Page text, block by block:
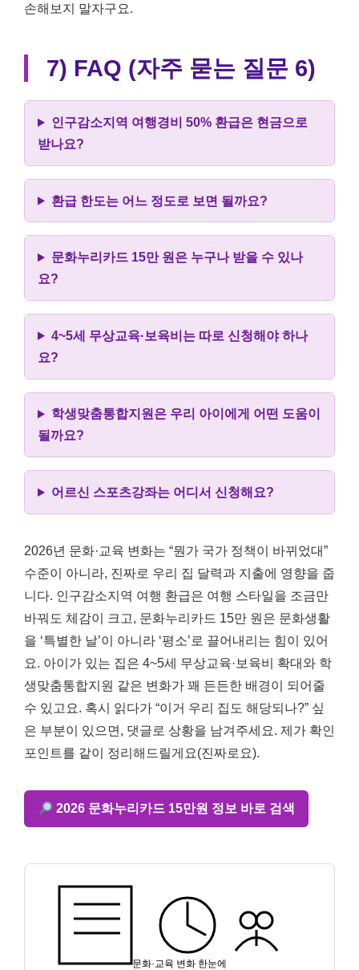
손해보지 말자구요.
7) FAQ (자주 묻는 질문 6)
인구감소지역 여행경비 50% 환급은 현금으로
받나요?
환급 한도는 어느 정도로 보면 될까요?
문화누리카드 15만 원은 누구나 받을 수 있나
요?
4~5세 무상교육·보육비는 따로 신청해야 하나
요?
학생맞춤통합지원은 우리 아이에게 어떤 도움이
될까요?
어르신 스포츠강좌는 어디서 신청해요?
2026년 문화·교육 변화는 “뭔가 국가 정책이 바뀌었대”
수준이 아니라, 진짜로 우리 집 달력과 지출에 영향을 줍
니다. 인구감소지역 여행 환급은 여행 스타일을 조금만
바꿔도 체감이 크고, 문화누리카드 15만 원은 문화생활
을 ‘특별한 날’이 아니라 ‘평소’로 끌어내리는 힘이 있어
요. 아이가 있는 집은 4~5세 무상교육·보육비 확대와 학
생맞춤통합지원 같은 변화가 꽤 든든한 배경이 되어줄
수 있고요. 혹시 읽다가 “이거 우리 집도 해당되나?” 싶
은 부분이 있으면, 댓글로 상황을 남겨주세요. 제가 확인
포인트를 같이 정리해드릴게요(진짜로요).
2026 문화누리카드 15만원 정보 바로 검색
문화·교육 변화 한눈에